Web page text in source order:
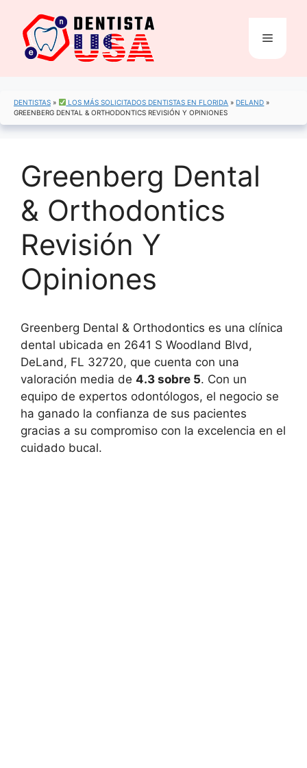
contenido
Menú
DENTISTAS » LOS MÁS SOLICITADOS DENTISTAS EN FLORIDA »DELAND »
GREENBERG DENTAL & ORTHODONTICS REVISIÓN Y OPINIONES
Greenberg Dental
& Orthodontics
Revisión Y
Opiniones
Greenberg Dental & Orthodontics es una clínica
dental ubicada en 2641 S Woodland Blvd,
DeLand, FL 32720, que cuenta con una
valoración media de 4.3 sobre 5. Con un
equipo de expertos odontólogos, el negocio se
ha ganado la confianza de sus pacientes
gracias a su compromiso con la excelencia en el
cuidado bucal.